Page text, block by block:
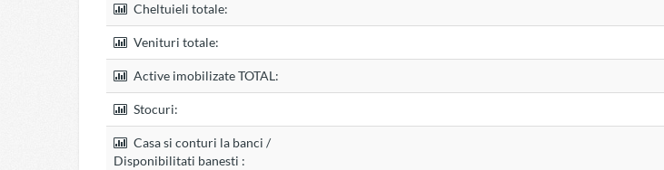
Cheltuieli totale:
Venituri totale:
Active imobilizate TOTAL:
Stocuri:
Casa si conturi la banci /
Disponibilitati banesti :